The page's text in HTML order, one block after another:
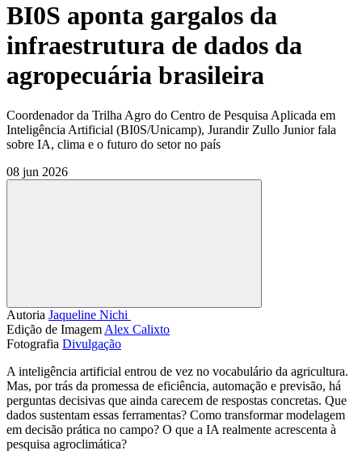
BI0S aponta gargalos da
infraestrutura de dados da
agropecuária brasileira
Coordenador da Trilha Agro do Centro de Pesquisa Aplicada em
Inteligência Artificial (BI0S/Unicamp), Jurandir Zullo Junior fala
sobre IA, clima e o futuro do setor no país
08 jun 2026
Compartilhar
Autoria Jaqueline Nichi
Edição de Imagem Alex Calixto
Fotografia Divulgação
A inteligência artificial entrou de vez no vocabulário da agricultura.
Mas, por trás da promessa de eficiência, automação e previsão, há
perguntas decisivas que ainda carecem de respostas concretas. Que
dados sustentam essas ferramentas? Como transformar modelagem
em decisão prática no campo? O que a IA realmente acrescenta à
pesquisa agroclimática?